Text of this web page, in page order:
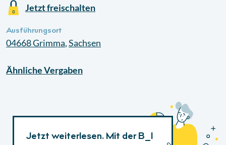
Jetzt freischalten
Ausführungsort
04668Grimma,Sachsen
ÄhnlicheVergaben
Jetzt weiterlesen. Mit der B_I